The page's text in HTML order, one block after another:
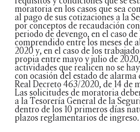
moratoria en los casos que sea
al pago de sus cotizaciones a la
por conceptos de recaudación
periodo de devengo, en el caso de
comprendido entre los meses de
2020 y, en el caso de los
propia entre mayo y julio de
actividades que realicen no se
con ocasión del estado de
Real Decreto 463/2020, de 14 de
Las solicitudes de moratoria
a la Tesorería General de la
dentro de los 10 primeros días
plazos reglamentarios de ingreso.